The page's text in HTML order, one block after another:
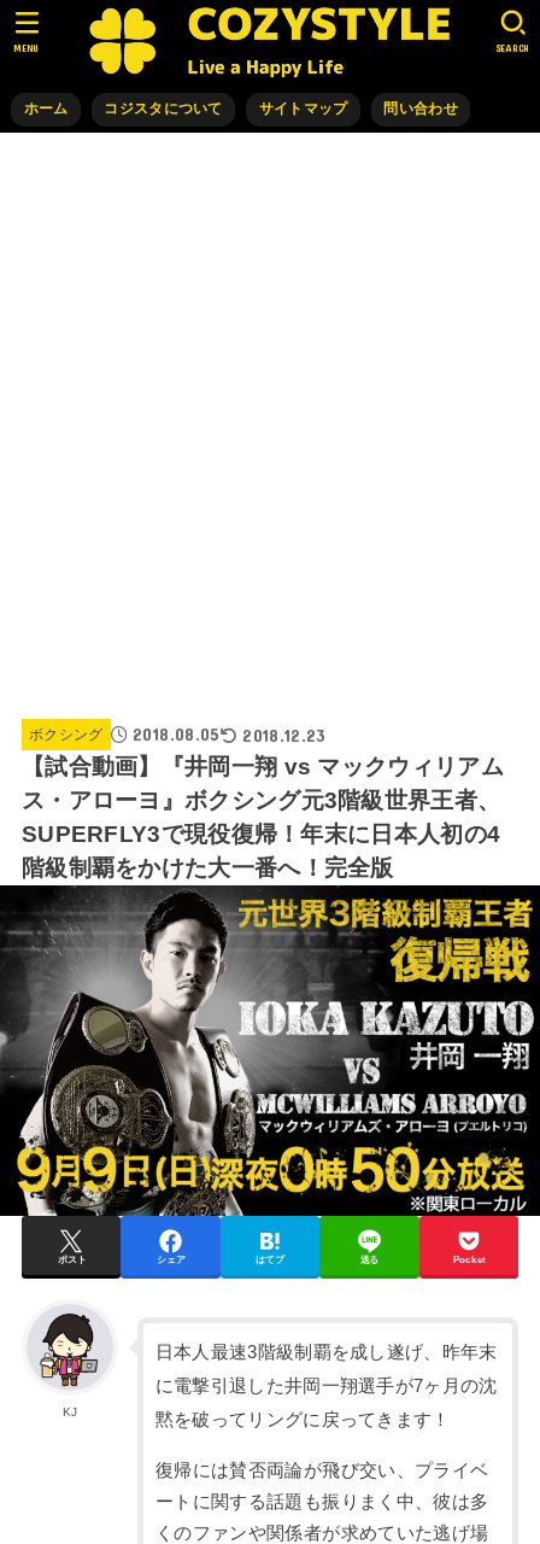
ホーム コジスタについて サイトマップ 問い合わせ
SEARCH
MENU
ボクシング 2018.08.05 2018.12.23
【試合動画】『井岡一翔 vs マックウィリアム
ス・アローヨ』ボクシング元3階級世界王者、
SUPERFLY3で現役復帰！年末に日本人初の4
階級制覇をかけた大一番へ！完全版
ポスト シェア はてブ 送る Pocket
KJ
日本人最速3階級制覇を成し遂げ、昨年末
に電撃引退した井岡一翔選手が7ヶ月の沈
黙を破ってリングに戻ってきます！
復帰には賛否両論が飛び交い、プライベ
ートに関する話題も振りまく中、彼は多
くのファンや関係者が求めていた逃げ場